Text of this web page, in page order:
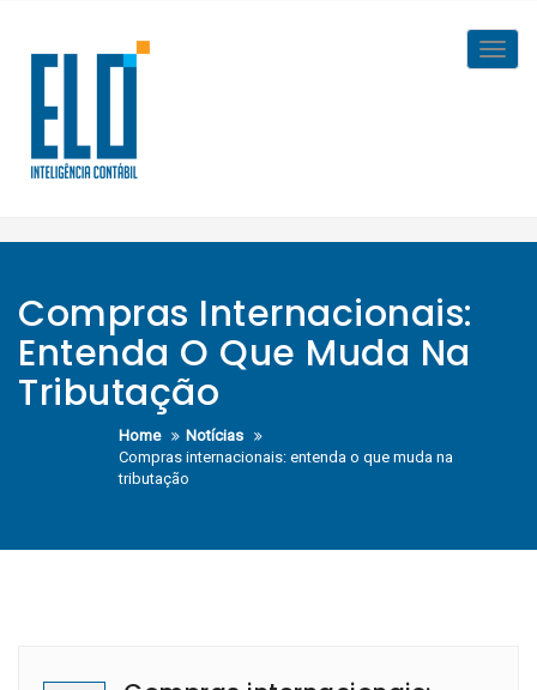
content
Compras Internacionais:
Entenda O Que Muda Na
Tributação
Home
Notícias
Compras internacionais: entenda o que muda na
tributação